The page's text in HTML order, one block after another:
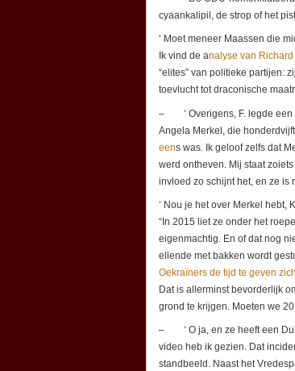
cyaankalipil, de strop of het
‘ Moet meneer Maassen die
Ik vind de analyse van
“elites” van politieke partijen:
toevlucht tot draconische
– ‘ Overigens, F. legde een
Angela Merkel, die
eens was. Ik geloof zelfs dat
werd ontheven. Mij staat
invloed zo schijnt het, en ze is
‘ Nou je het over Merkel hebt,
“In 2015 liet ze onder het
eigenmachtig. En of dat nog
ellende met bakken wordt
Oekraïners de tijd te geven
Dat is allerminst bevorderlijk
grond te krijgen. Moeten we
– ‘ O ja, en ze heeft een
video heb ik gezien. Dat
standbeeld. Naast het